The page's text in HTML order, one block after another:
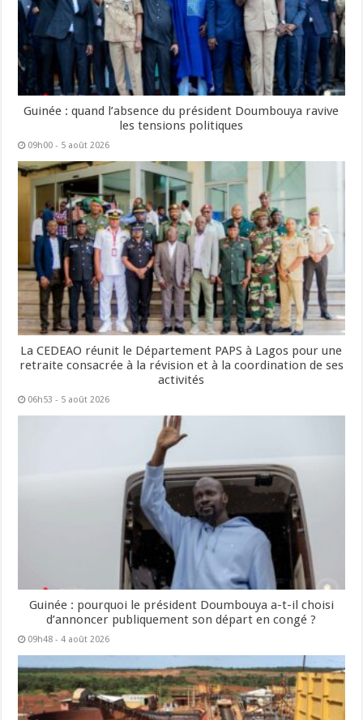
Guinée : quand l’absence du président Doumbouya ravive
les tensions politiques
09h00 - 5 août 2026
La CEDEAO réunit le Département PAPS à Lagos pour une
retraite consacrée à la révision et à la coordination de ses
activités
06h53 - 5 août 2026
Guinée : pourquoi le président Doumbouya a-t-il choisi
d’annoncer publiquement son départ en congé ?
09h48 - 4 août 2026